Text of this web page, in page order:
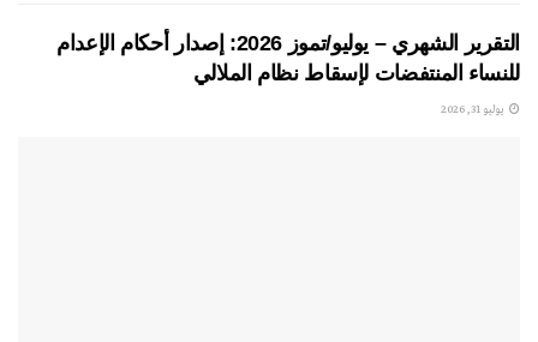
التقرير الشهري – يوليو/تموز 2026: إصدار أحكام الإعدام
للنساء المنتفضات لإسقاط نظام الملالي
يوليو 31, 2026